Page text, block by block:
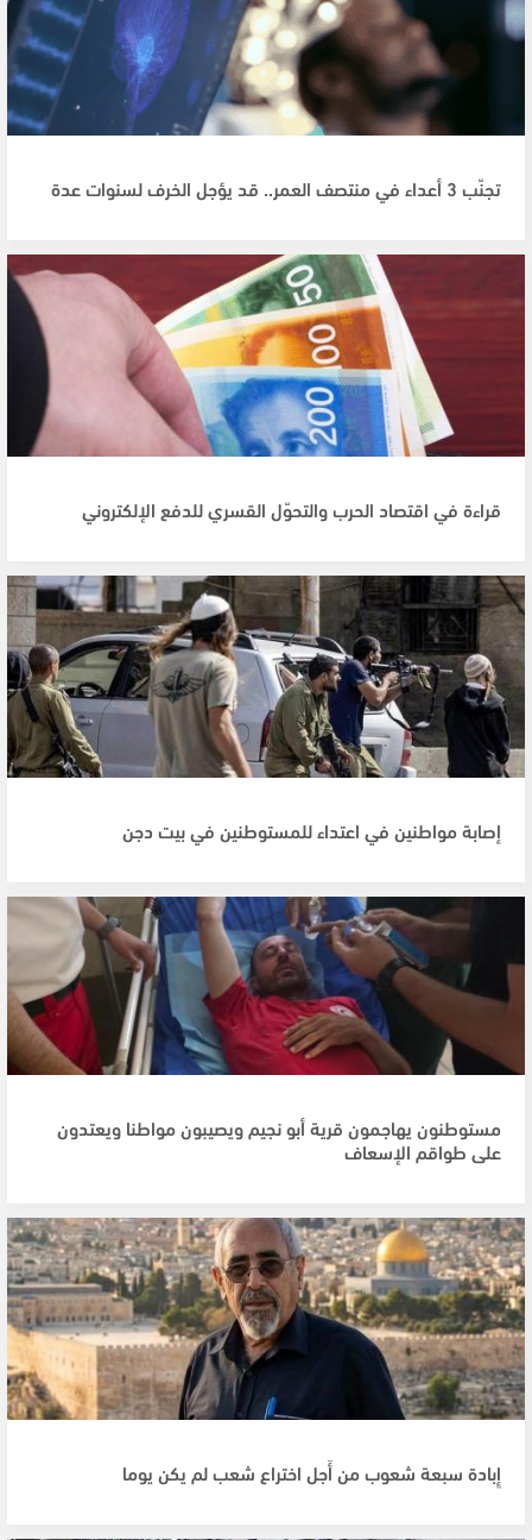
تجنّب 3 أعداء في منتصف العمر.. قد يؤجل الخرف لسنوات عدة
قراءة في اقتصاد الحرب والتحوّل القسري للدفع الإلكتروني
إصابة مواطنين في اعتداء للمستوطنين في بيت دجن
مستوطنون يهاجمون قرية أبو نجيم ويصيبون مواطنا ويعتدون
على طواقم الإسعاف
إِبادة سبعة شعوب من أَجل اختراع شعب لم يكن يوما